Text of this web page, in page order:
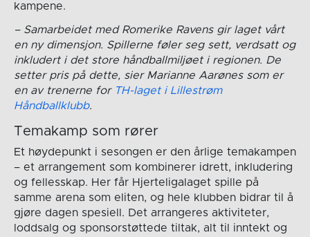
kampene.
– Samarbeidet med Romerike Ravens gir laget vårt
en ny dimensjon. Spillerne føler seg sett, verdsatt og
inkludert i det store håndballmiljøet i regionen. De
setter pris på dette, sier Marianne Aarønes som er
en av trenerne for TH-laget i Lillestrøm
Håndballklubb.
Temakamp som rører
Et høydepunkt i sesongen er den årlige temakampen
– et arrangement som kombinerer idrett, inkludering
og fellesskap. Her får Hjerteligalaget spille på
samme arena som eliten, og hele klubben bidrar til å
gjøre dagen spesiell. Det arrangeres aktiviteter,
loddsalg og sponsorstøttede tiltak, alt til inntekt og